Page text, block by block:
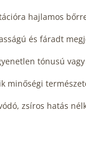
hajlamos
és fáradt
tónusú
minőségi
zsíros hatás